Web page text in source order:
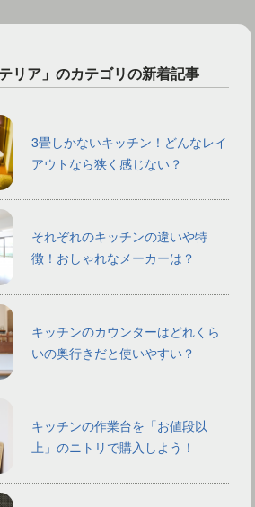
リア」のカテゴリの新着記事
3畳しかないキッチン！どんなレイ
アウトなら狭く感じない？
それぞれのキッチンの違いや特
徴！おしゃれなメーカーは？
キッチンのカウンターはどれくら
いの奥行きだと使いやすい？
キッチンの作業台を「お値段以
上」のニトリで購入しよう！